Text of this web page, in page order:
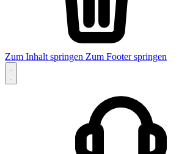
Zum Inhalt springen Zum Footer springen